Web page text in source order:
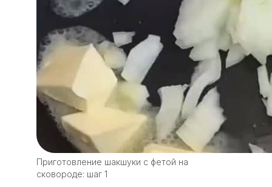
Приготовление шакшуки с фетой на
сковороде: шаг 1